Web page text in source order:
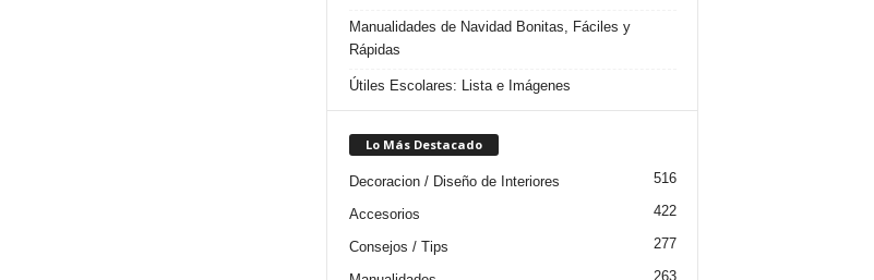
Manualidades de Navidad Bonitas, Fáciles y
Rápidas
Útiles Escolares: Lista e Imágenes
Lo Más Destacado
Decoracion / Diseño de Interiores 516
Accesorios 422
Consejos / Tips 277
263